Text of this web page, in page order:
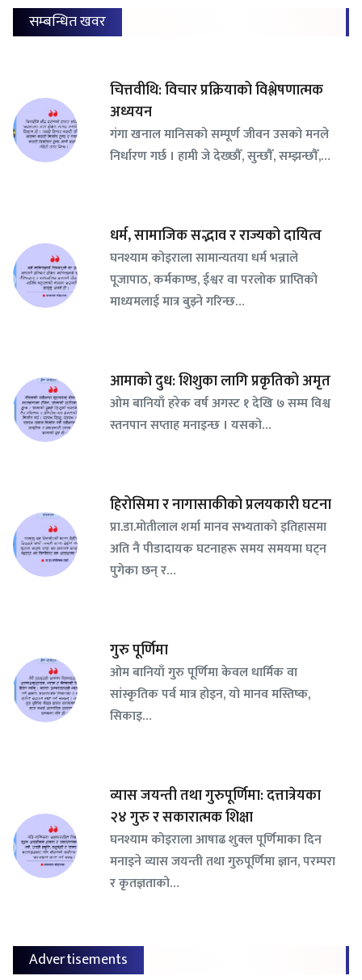
सम्बन्धित खवर
चित्तवीथि: विचार प्रक्रियाको विश्लेषणात्मक
अध्ययन
गंगा खनाल मानिसको सम्पूर्ण जीवन उसको मनले
निर्धारण गर्छ । हामी जे देख्छौँ, सुन्छौँ, सम्झन्छौँ,…
धर्म, सामाजिक सद्भाव र राज्यको दायित्व
घनश्याम कोइराला सामान्यतया धर्म भन्नाले
पूजापाठ, कर्मकाण्ड, ईश्वर वा परलोक प्राप्तिको
माध्यमलाई मात्र बुझ्ने गरिन्छ…
आमाको दुध: शिशुका लागि प्रकृतिको अमृत
ओम बानियाँ हरेक वर्ष अगस्ट १ देखि ७ सम्म विश्व
स्तनपान सप्ताह मनाइन्छ । यसको…
हिरोसिमा र नागासाकीको प्रलयकारी घटना
प्रा.डा.मोतीलाल शर्मा मानव सभ्यताको इतिहासमा
अति नै पीडादायक घटनाहरू समय समयमा घट्न
पुगेका छन् र…
गुरु पूर्णिमा
ओम बानियाँ गुरु पूर्णिमा केवल धार्मिक वा
सांस्कृतिक पर्व मात्र होइन, यो मानव मस्तिष्क,
सिकाइ…
व्यास जयन्ती तथा गुरुपूर्णिमा: दत्तात्रेयका
२४ गुरु र सकारात्मक शिक्षा
घनश्याम कोइराला आषाढ शुक्ल पूर्णिमाका दिन
मनाइने व्यास जयन्ती तथा गुरुपूर्णिमा ज्ञान, परम्परा
र कृतज्ञताको…
Advertisements